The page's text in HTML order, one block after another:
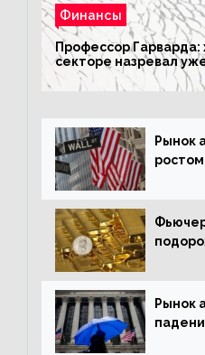
Финансы
Профессор Гарварда:
секторе назревал
Рынок
Рынок